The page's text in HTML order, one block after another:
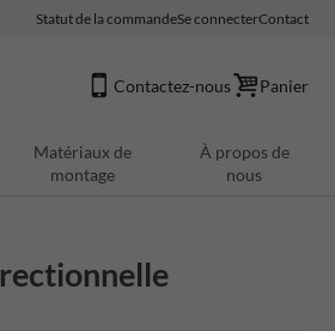
Statut de la commandeSe connecterContact
Contactez-nous Panier
Matériaux de
montage
À propos de
nous